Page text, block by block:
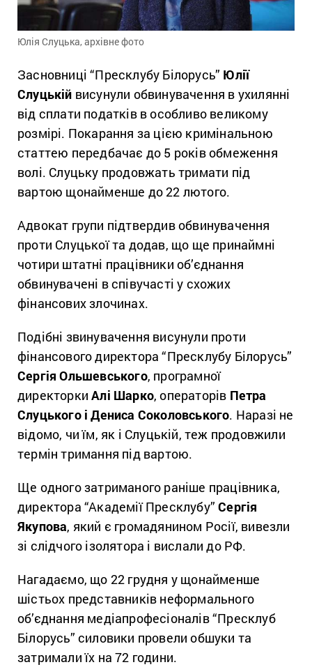
Юлія Слуцька, архівне фото
Засновниці “Пресклубу Білорусь” Юлії
Слуцькій висунули обвинувачення в ухилянні
від сплати податків в особливо великому
розмірі. Покарання за цією кримінальною
статтею передбачає до 5 років обмеження
волі. Слуцьку продовжать тримати під
вартою щонайменше до 22 лютого.
Адвокат групи підтвердив обвинувачення
проти Слуцької та додав, що ще принаймні
чотири штатні працівники об’єднання
обвинувачені в співучасті у схожих
фінансових злочинах.
Подібні звинувачення висунули проти
фінансового директора “Пресклубу Білорусь”
Сергія Ольшевського, програмної
директоркиАлі Шарко, операторів Петра
Слуцького і Дениса Соколовського. Наразі не
відомо, чи їм, як і Слуцькій, теж продовжили
термін тримання під вартою.
Ще одного затриманого раніше працівника,
директора “Академії Пресклубу”Сергія
Якупова, який є громадянином Росії, вивезли
зі слідчого ізолятора і вислали до РФ.
Нагадаємо, що 22 грудня у щонайменше
шістьох представників неформального
об’єднання медіапрофесіоналів “Пресклуб
Білорусь” силовики провели обшуки та
затримали їх на 72 години.